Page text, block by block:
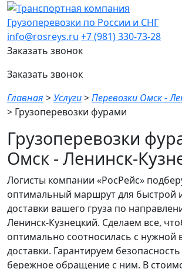
Грузоперевозки по России и СНГ
info@rosreys.ru +7 (981) 330-73-28
Заказать звонок
Заказать звонок
Главная >Услуги>Перевозки Омск -
> Грузоперевозки фурами
Грузоперевозки
Омск - Ленинск-
Логисты компании «РосРейс»
оптимальный маршрут для быстрой
доставки вашего груза по
Ленинск-Кузнецкий. Сделаем все,
оптимально соотносилась с нужной
доставки. Гарантируем безопасность
бережное обращение с ним. В